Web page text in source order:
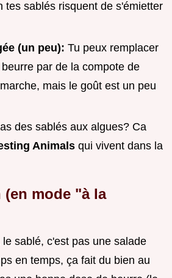
tes sablés risquent de s'émietter
(un peu): Tu peux remplacer
par de la compote de
mais le goût est un peu
des sablés aux algues? Ca
Animals qui vivent dans la
mode "à la
sablé, c'est pas une salade
en temps, ça fait du bien au